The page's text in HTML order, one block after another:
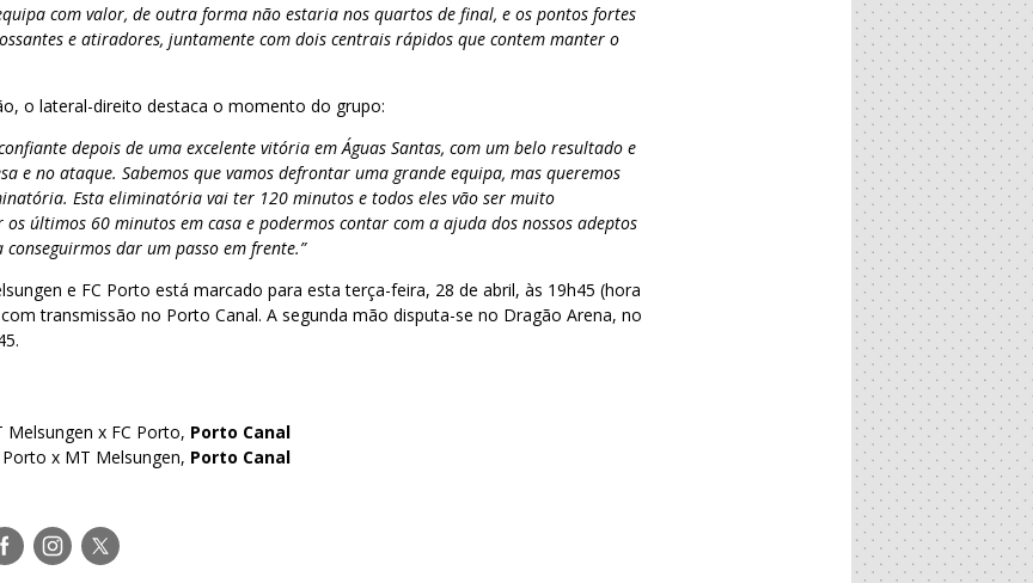
com valor, de outra forma não estaria nos quartos de final, e os pontos fortes
e atiradores, juntamente com dois centrais rápidos que contem manter o
o lateral-direito destaca o momento do grupo:
depois de uma excelente vitória em Águas Santas, com um belo resultado e
e no ataque. Sabemos que vamos defrontar uma grande equipa, mas queremos
Esta eliminatória vai ter 120 minutos e todos eles vão ser muito
últimos 60 minutos em casa e podermos contar com a ajuda dos nossos adeptos
dar um passo em frente.”
e FC Porto está marcado para esta terça-feira, 28 de abril, às 19h45 (hora
transmissão no Porto Canal. A segunda mão disputa-se no Dragão Arena, no
Melsungen x FC Porto, Porto Canal
x MT Melsungen, Porto Canal
Siga-
nos
Siga-
nos